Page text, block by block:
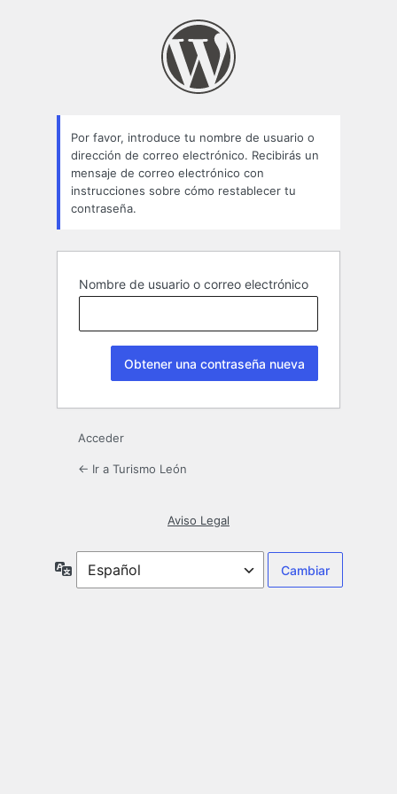
Por favor, introduce tu nombre de usuario o
dirección de correo electrónico. Recibirás un
mensaje de correo electrónico con
instrucciones sobre cómo restablecer tu
contraseña.
Nombre de usuario o correo electrónico
Acceder
← Ir a Turismo León
Aviso Legal
Idioma